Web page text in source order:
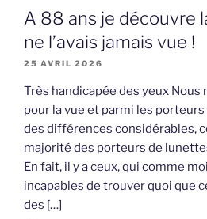
A 88 ans je découvre
ne l’avais jamais vue !
25 AVRIL 2026
Très handicapée des yeux Nous
pour la vue et parmi les
des différences considérables,
majorité des porteurs de
En fait, il y a ceux, qui comme
incapables de trouver quoi que
des […]